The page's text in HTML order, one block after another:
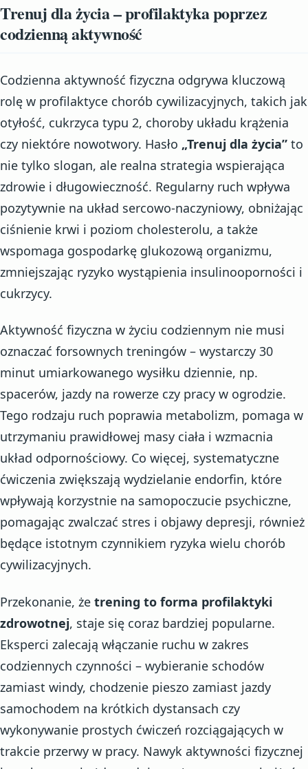
Trenuj dla życia – profilaktyka poprzez
codzienną aktywność
Codzienna aktywność fizyczna odgrywa kluczową
rolę w profilaktyce chorób cywilizacyjnych, takich jak
otyłość, cukrzyca typu 2, choroby układu krążenia
czy niektóre nowotwory. Hasło „Trenuj dla życia” to
nie tylko slogan, ale realna strategia wspierająca
zdrowie i długowieczność. Regularny ruch wpływa
pozytywnie na układ sercowo-naczyniowy, obniżając
ciśnienie krwi i poziom cholesterolu, a także
wspomaga gospodarkę glukozową organizmu,
zmniejszając ryzyko wystąpienia insulinooporności i
cukrzycy.
Aktywność fizyczna w życiu codziennym nie musi
oznaczać forsownych treningów – wystarczy 30
minut umiarkowanego wysiłku dziennie, np.
spacerów, jazdy na rowerze czy pracy w ogrodzie.
Tego rodzaju ruch poprawia metabolizm, pomaga w
utrzymaniu prawidłowej masy ciała i wzmacnia
układ odpornościowy. Co więcej, systematyczne
ćwiczenia zwiększają wydzielanie endorfin, które
wpływają korzystnie na samopoczucie psychiczne,
pomagając zwalczać stres i objawy depresji, również
będące istotnym czynnikiem ryzyka wielu chorób
cywilizacyjnych.
Przekonanie, że trening to forma profilaktyki
zdrowotnej, staje się coraz bardziej popularne.
Eksperci zalecają włączanie ruchu w zakres
codziennych czynności – wybieranie schodów
zamiast windy, chodzenie pieszo zamiast jazdy
samochodem na krótkich dystansach czy
wykonywanie prostych ćwiczeń rozciągających w
trakcie przerwy w pracy. Nawyk aktywności fizycznej